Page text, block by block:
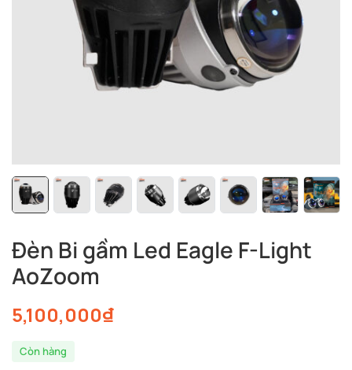
Đèn Bi gầm Led Eagle F-Light
AoZoom
5,100,000₫
Còn hàng